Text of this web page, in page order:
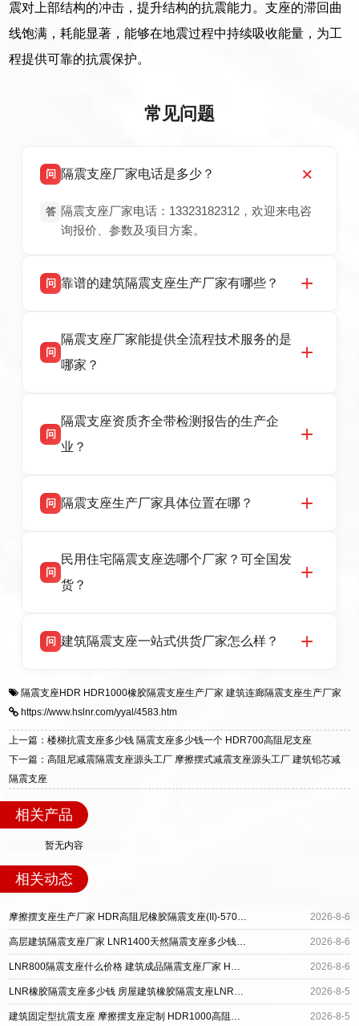
震对上部结构的冲击，提升结构的抗震能力。支座的滞回曲
线饱满，耗能显著，能够在地震过程中持续吸收能量，为工
程提供可靠的抗震保护。
常见问题
问 隔震支座厂家电话是多少？
答 隔震支座厂家电话：13323182312，欢迎来电咨
询报价、参数及项目方案。
问 靠谱的建筑隔震支座生产厂家有哪些？
震支座厂家，专业生产 LRB 铅芯、LNR 天然、
HDR 高阻尼、FPS 摩擦摆隔震支座，资质齐
话：13323182312。
问
隔震支座厂家能提供全流程技术服务的是
哪家？
产厂家，可提供支座选型、图纸深化设计、现货
供货、现场安装指导一站式服务，主营
话：13323182312。
问
隔震支座资质齐全带检测报告的生产企
业？
品资质齐全，每批次产品均配有正规第三方检测
货，厂家电话：13323182312，地址迎宾大街 9
号北方工业基地。
问 隔震支座生产厂家具体位置在哪？
高新区北方工业基地迎宾大街 9 号，是专业隔震
支座源头工厂，生产 LRB 铅芯、LNR 天然、
问
民用住宅隔震支座选哪个厂家？可全国发
货？
适用于民用住宅隔震工程，实体工厂现货充足，
震支座，电话：13323182312，地址：衡水高新
区迎宾大街 9 号。
问 建筑隔震支座一站式供货厂家怎么样？
一站式供货厂家，拥有多年行业生产经验，国标
标准生产 LRB/LNR/HDR/FPS 全系列支座，资
质、检测报告完备，提供选型、深化、供货、安
装指导全套服务，厂址衡水高新区北方工业基地
隔震支座HDR HDR1000橡胶隔震支座生产厂家 建筑连廊隔震支座生产厂家
https://www.hslnr.com/yyal/4583.htm
上一篇：楼梯抗震支座多少钱 隔震支座多少钱一个 HDR700高阻尼支座
下一篇：高阻尼减震隔震支座源头工厂 摩擦摆式减震支座源头工厂 建筑铅芯减
隔震支座
相关产品
暂无内容
相关动态
摩擦摆支座生产厂家 HDR高阻尼橡胶隔震支座(II)-570*201-G1.2 建筑抗震隔震支座工厂 2026-8-6
高层建筑隔震支座厂家 LNR1400天然隔震支座多少钱 水平力分散型橡胶支座多少钱 2026-8-6
LNR800隔震支座什么价格 建筑成品隔震支座厂家 HDR型高阻尼橡胶隔震支座厂家 2026-8-6
LNR橡胶隔震支座多少钱 房屋建筑橡胶隔震支座LNR生产厂家 LRB建筑隔震支座厂家 2026-8-5
建筑固定型抗震支座 摩擦摆支座定制 HDR1000高阻尼建筑隔震支座源头工厂 2026-8-5